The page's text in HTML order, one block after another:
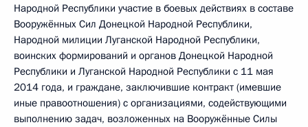
Народной Республики участие в боевых действиях в составе
Вооружённых Сил Донецкой Народной Республики,
Народной милиции Луганской Народной Республики,
воинских формирований и органов Донецкой Народной
Республики и Луганской Народной Республики с 11 мая
2014 года, и граждане, заключившие контракт (имевшие
иные правоотношения) с организациями, содействующими
выполнению задач, возложенных на Вооружённые Силы